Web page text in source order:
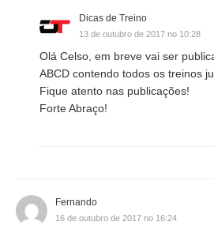
Dicas de Treino
13 de outubro de 2017 no 10:28
Olá Celso, em breve vai ser
ABCD contendo todos os treinos
Fique atento nas publicações!
Forte Abraço!
Fernando
16 de outubro de 2017 no 16:24